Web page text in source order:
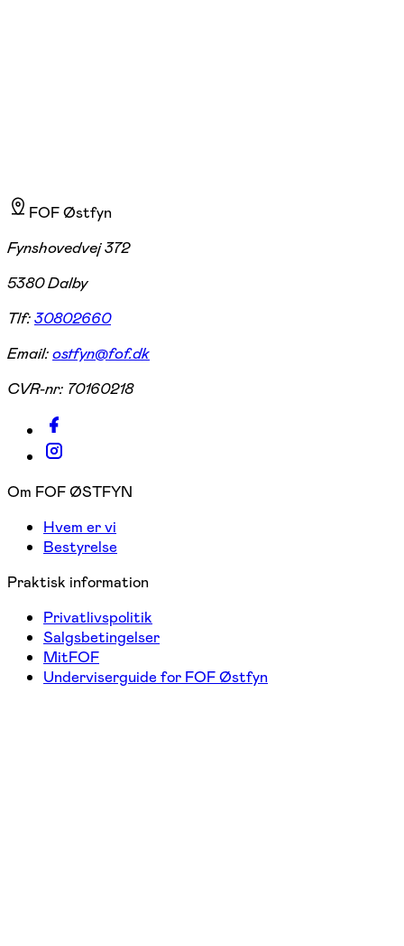
FOF Østfyn
Fynshovedvej 372
5380 Dalby
Tlf:30802660
Email:ostfyn@fof.dk
CVR-nr: 70160218
Om FOF ØSTFYN
Hvem er vi
Bestyrelse
Praktisk information
Privatlivspolitik
Salgsbetingelser
MitFOF
Underviserguide for FOF Østfyn